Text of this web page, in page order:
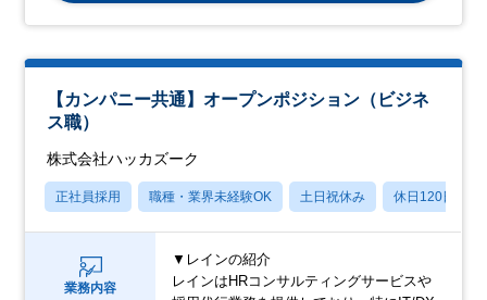
【カンパニー共通】オープンポジション（ビジネ
ス職）
株式会社ハッカズーク
正社員採用 職種・業界未経験OK 土日祝休み 休日120日以上
業務内容
▼レインの紹介
レインはHRコンサルティングサービスや